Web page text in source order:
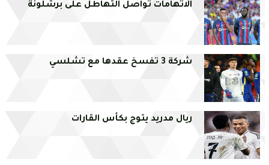
الاتّهامات تواصل التّهاطل على برشلونة
شركة 3 تفسخ عقدها مع تشلسي
ريال مدريد يتوج بكأس القارات